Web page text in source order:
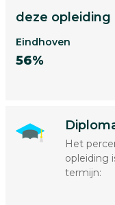
deze opleiding
Eindhoven
56%
Het
opleiding
termijn: